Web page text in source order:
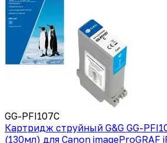
GG-PFI107C
Картридж струйный G&G GG-
(130мл) для Canon imageProGRAF